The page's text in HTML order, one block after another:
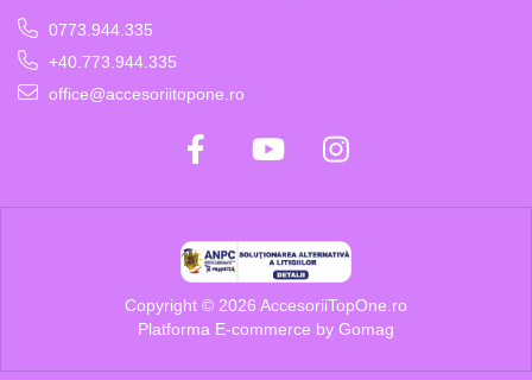
0773.944.335
+40.773.944.335
office@accesoriitopone.ro
Copyright © 2026 AccesoriiTopOne.ro
Platforma E-commerce by Gomag